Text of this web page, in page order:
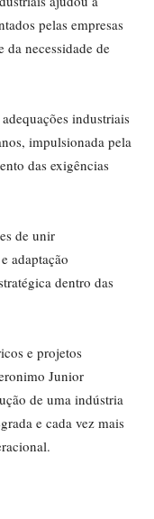
pelas empresas
necessidade de
industriais
impulsionada pela
das exigências
de unir
adaptação
dentro das
e projetos
Junior
de uma indústria
e cada vez mais